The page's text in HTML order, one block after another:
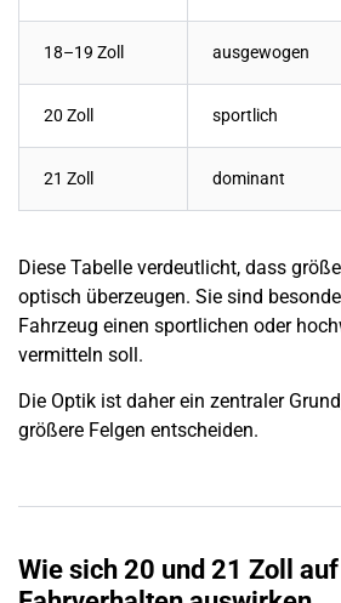
18–19 Zoll ausgewogen
20 Zoll sportlich
21 Zoll dominant
Diese Tabelle verdeutlicht, dass
optisch überzeugen. Sie sind
Fahrzeug einen sportlichen oder
vermitteln soll.
Die Optik ist daher ein zentraler
größere Felgen entscheiden.
Wie sich 20 und 21 Zoll